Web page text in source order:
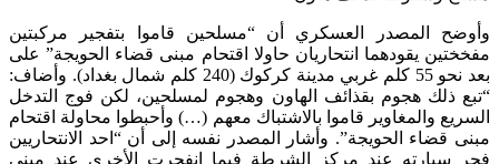
وأوضح المصدر العسكري أن “مسلحين قاموا بتفجير مركبتين
مفخختين يقودهما انتحاريان حاولا اقتحام مبنى قضاء الحويجة” على
بعد نحو 55 كلم غربي مدينة كركوك (240 كلم شمال بغداد). وأضاف:
“تبع ذلك هجوم بقذائف الهاون وهجوم لمسلحين، لكن فوج التدخل
السريع والمغاوير قاموا بالاشتباك معهم (…) وأحبطوا محاولة اقتحام
مبنى قضاء الحويجة”. وأشار المصدر نفسه إلى أن “احد الانتحاريين
فجر سيارته عند مركز الشرطة فيما انفجرت الأخرى عند مبنى